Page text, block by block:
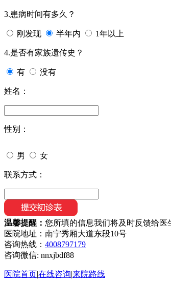
3.患病时间有多久？
刚发现 半年内 1年以上
4.是否有家族遗传史？
有 没有
姓名：
性别：
男 女
联系方式：
温馨提醒： 您所填的信息我们将及时反馈给
医院地址：南宁秀厢大道东段10号
咨询热线： 4008797179
咨询微信: nnxjbdf88
医院首页|在线咨询|来院路线